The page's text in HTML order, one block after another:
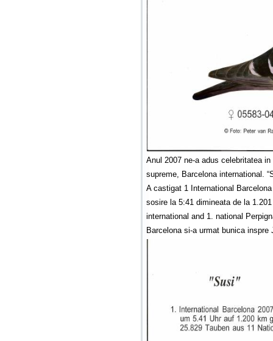
Anul 2007 ne-a adus celebritatea
supreme, Barcelona international.
A castigat 1 International
sosire la 5:41 dimineata de la 1.201
international and 1. national
Barcelona si-a urmat bunica inspre